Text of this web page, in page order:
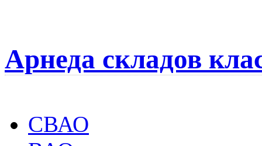
Арнеда складов
СВАО